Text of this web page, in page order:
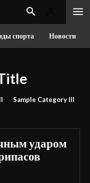
спорта Новости
Sample Category III
ударом